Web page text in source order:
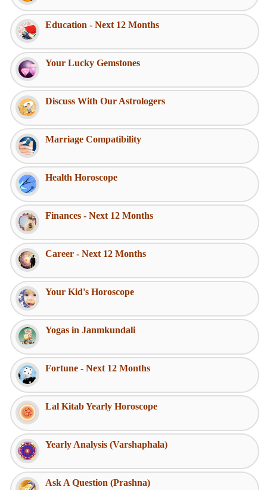
Education - Next 12 Months
Your Lucky Gemstones
Discuss With Our Astrologers
Marriage Compatibility
Health Horoscope
Finances - Next 12 Months
Career - Next 12 Months
Your Kid's Horoscope
Yogas in Janmkundali
Fortune - Next 12 Months
Lal Kitab Yearly Horoscope
Yearly Analysis (Varshaphala)
Ask A Question (Prashna)